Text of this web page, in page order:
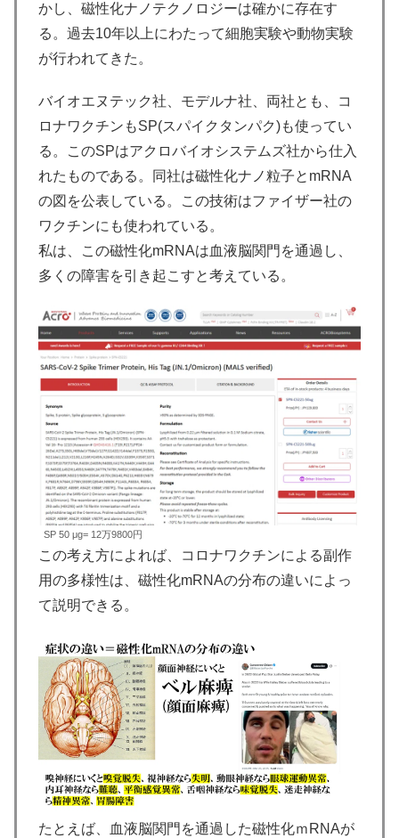
かし、磁性化ナノテクノロジーは確かに存在す
る。過去10年以上にわたって細胞実験や動物実験
が行われてきた。
バイオエヌテック社、モデルナ社、両社とも、コ
ロナワクチンもSP(スパイクタンパク)も使ってい
る。このSPはアクロバイオシステムズ社から仕入
れたものである。同社は磁性化ナノ粒子とmRNA
の図を公表している。この技術はファイザー社の
ワクチンにも使われている。
私は、この磁性化mRNAは血液脳関門を通過し、
多くの障害を引き起こすと考えている。
SP 50 μg= 12万9800円
この考え方によれば、コロナワクチンによる副作
用の多様性は、磁性化mRNAの分布の違いによっ
て説明できる。
たとえば、血液脳関門を通過した磁性化ｍRNAが